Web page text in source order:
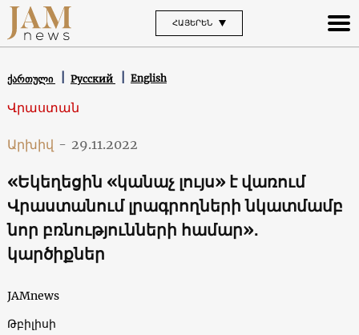
ՀԱՅԵՐԵՆ
ქართული Русский English
Վրաստան
Արխիվ - 29.11.2022
«Եկեղեցին «կանաչ լույս» է վառում
Վրաստանում լրագրողների նկատմամբ
նոր բռնությունների համար»․
կարծիքներ
JAMnews
Թբիլիսի